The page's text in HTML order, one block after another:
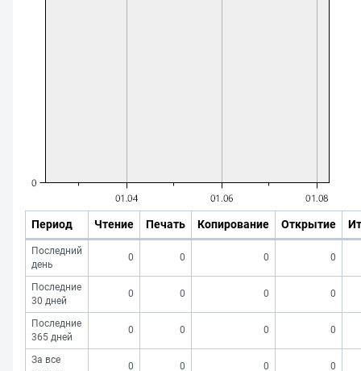
Период Чтение Печать Копирование Открытие
Последний
день
0 0 0 0
Последние
30 дней
0 0 0 0
Последние
365 дней
0 0 0 0
За все
0 0 0 0